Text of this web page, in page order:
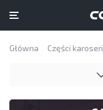
Główna Części